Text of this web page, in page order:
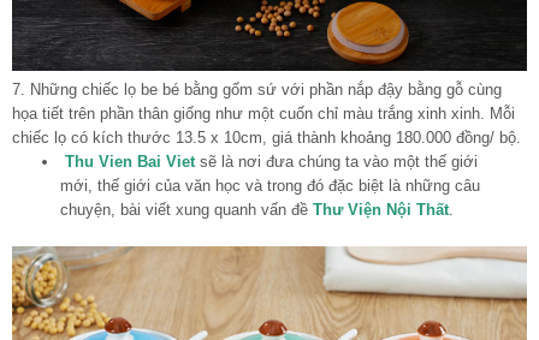
7. Những chiếc lọ be bé bằng gốm sứ với phần nắp đậy bằng gỗ cùng
họa tiết trên phần thân giống như một cuốn chỉ màu trắng xinh xinh. Mỗi
chiếc lọ có kích thước 13.5 x 10cm, giá thành khoảng 180.000 đồng/ bộ.
Thu Vien Bai Vietsẽ là nơi đưa chúng ta vào một thế giới
mới, thế giới của văn học và trong đó đặc biệt là những câu
chuyện, bài viết xung quanh vấn đề Thư Viện Nội Thất.